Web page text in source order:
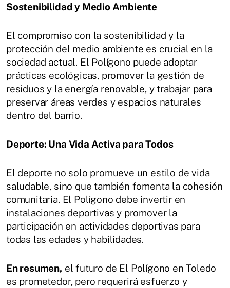
Sostenibilidad y Medio Ambiente
El compromiso con la sostenibilidad y la
protección del medio ambiente es crucial en la
sociedad actual. El Polígono puede adoptar
prácticas ecológicas, promover la gestión de
residuos y la energía renovable, y trabajar para
preservar áreas verdes y espacios naturales
dentro del barrio.
Deporte: Una Vida Activa para Todos
El deporte no solo promueve un estilo de vida
saludable, sino que también fomenta la cohesión
comunitaria. El Polígono debe invertir en
instalaciones deportivas y promover la
participación en actividades deportivas para
todas las edades y habilidades.
En resumen, el futuro de El Polígono en Toledo
es prometedor, pero requerirá esfuerzo y